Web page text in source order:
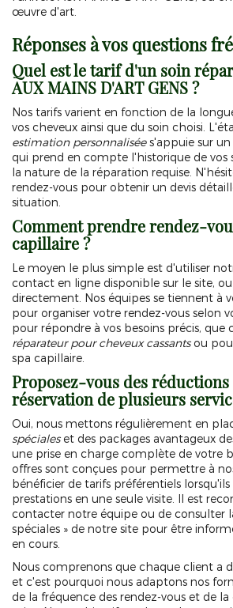
œuvre d'art.
Réponses à vos questions
Quel est le tarif d'un soin
AUX MAINS D'ART GENS ?
Nos tarifs varient en fonction de la
vos cheveux ainsi que du soin choisi.
estimation personnalisées'appuie sur un
qui prend en compte l'historique de vos
la nature de la réparation requise.
rendez-vous pour obtenir un devis
situation.
Comment prendre rendez-
capillaire ?
Le moyen le plus simple est d'utiliser
contact en ligne disponible sur le site,
directement. Nos équipes se tiennent à
pour organiser votre rendez-vous selon
pour répondre à vos besoins précis, que
réparateur pour cheveux cassantsou
spa capillaire.
Proposez-vous des
réservation de plusieurs
Oui, nous mettons régulièrement en
spécialeset des packages avantageux
une prise en charge complète de votre
offres sont conçues pour permettre à
bénéficier de tarifs préférentiels lorsqu'ils
prestations en une seule visite. Il est
contacter notre équipe ou de consulter
spéciales » de notre site pour être
en cours.
Nous comprenons que chaque client a
et c'est pourquoi nous adaptons nos
de la fréquence des rendez-vous et de